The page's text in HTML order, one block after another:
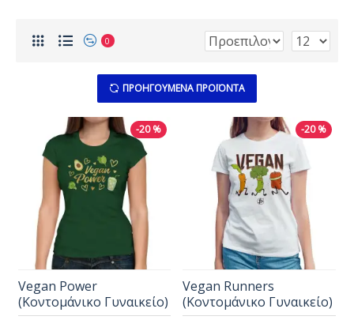
0
ΠΡΟΗΓΟΎΜΕΝΑ ΠΡΟΪΌΝΤΑ
-20 %
Vegan Power
(Κοντομάνικο Γυναικείο)
-20 %
Vegan Runners
(Κοντομάνικο Γυναικείο)